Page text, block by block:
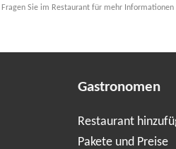
Fragen Sie im Restaurant für mehr Informationen
Gastronomen
Restaurant
Pakete und Preise